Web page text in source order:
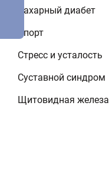
Сахарный диабет
Спорт
Стресс и усталость
Суставной синдром
Щитовидная железа